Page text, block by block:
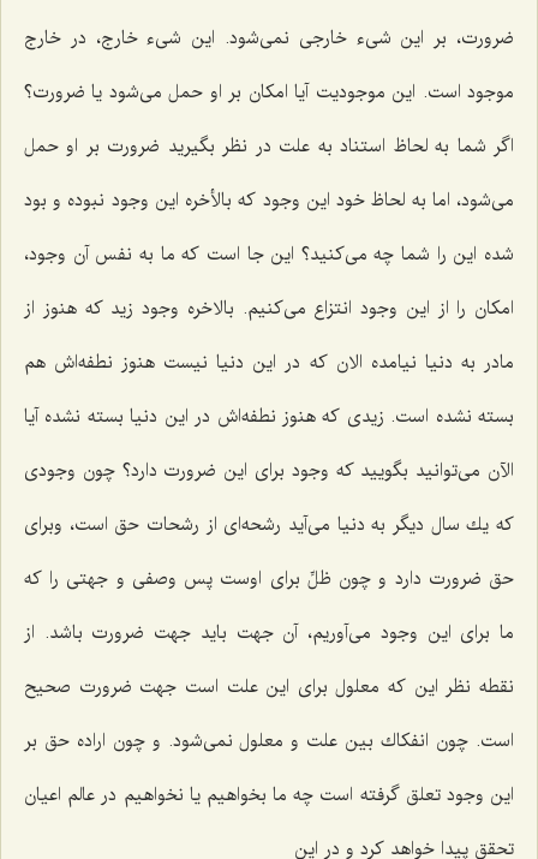
ضرورت، بر این شى‌ء خارجى نمى‌شود. این شی‌ء خارج، در خارج
موجود است. این موجودیت آیا امكان بر او حمل مى‌شود یا ضرورت؟
اگر شما به لحاظ استناد به علت در نظر بگیرید ضرورت بر او حمل
مى‌شود، اما به لحاظ خود این وجود كه بالأخره این وجود نبوده و بود
شده این را شما چه مى‌كنید؟ این جا است كه ما به نفس آن وجود،
امكان را از این وجود انتزاع مى‌كنیم. بالاخره وجود زید كه هنوز از
مادر به دنیا نیامده الان كه در این دنیا نیست هنوز نطفه‌اش هم
بسته نشده است. زیدى كه هنوز نطفه‌اش در این دنیا بسته نشده آیا
الآن مى‌توانید بگویید كه وجود براى این ضرورت دارد؟ چون وجودى
كه یك سال دیگر به دنیا مى‌آید رشحه‌اى از رشحات حق است، وبراى
حق ضرورت دارد و چون ظلِّ براى اوست پس وصفى و جهتى را كه
ما براى این وجود مى‌آوریم، آن جهت باید جهت ضرورت باشد. از
نقطه نظر این كه معلول براى این علت است جهت ضرورت صحیح
است. چون انفكاك بین علت و معلول نمى‌شود. و چون اراده حق بر
این وجود تعلق گرفته است چه ما بخواهیم یا نخواهیم در عالم اعیان
تحقق پیدا خواهد كرد و در این‌